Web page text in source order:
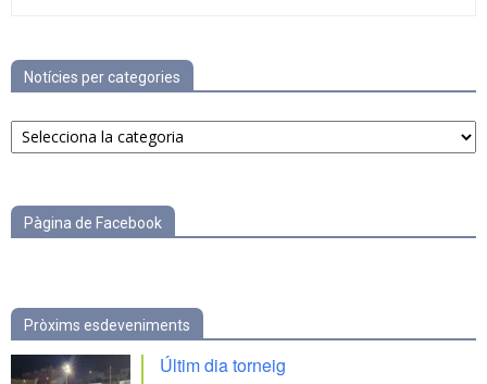
Notícies per categories
Notícies
per
Pàgina de Facebook
Pròxims esdeveniments
Últim dia torneig